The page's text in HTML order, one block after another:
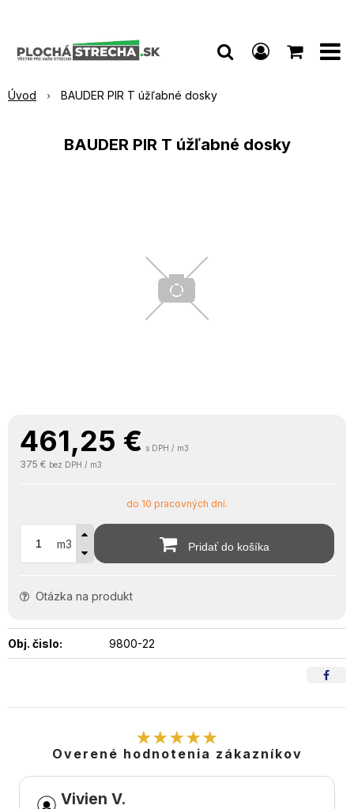
Úvod BAUDER PIR T úžľabné dosky
BAUDER PIR T úžľabné dosky
461,25 € s DPH / m3
375 € bez DPH / m3
do 10 pracovných dní.
m3 Pridať do košíka
Otázka na produkt
Obj. čislo: 9800-22
★★★★★
Overené hodnotenia zákazníkov
Vivien V.